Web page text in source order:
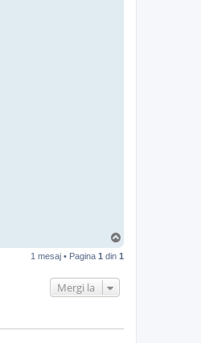
s
1 mesaj • Pagina 1 din 1
Mergi la